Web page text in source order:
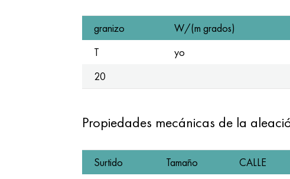
granizo W/(m grados)
T
yo
20
Propiedades mecánicas de la
Surtido Tamaño CALLE